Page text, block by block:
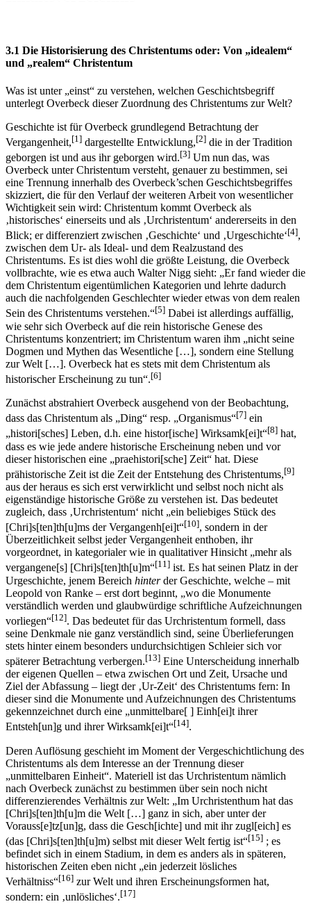
3.1 Die Historisierung des Christentums oder: Von „idealem“
und „realem“ Christentum
Was ist unter „einst“ zu verstehen, welchen Geschichtsbegriff
unterlegt Overbeck dieser Zuordnung des Christentums zur Welt?
Geschichte ist für Overbeck grundlegend Betrachtung der
Vergangenheit,[1] dargestellte Entwicklung,[2] die in der Tradition
geborgen ist und aus ihr geborgen wird.[3] Um nun das, was
Overbeck unter Christentum versteht, genauer zu bestimmen, sei
eine Trennung innerhalb des Overbeck’schen Geschichtsbegriffes
skizziert, die für den Verlauf der weiteren Arbeit von wesentlicher
Wichtigkeit sein wird: Christentum kommt Overbeck als
‚historisches‘ einerseits und als ‚Urchristentum‘ andererseits in den
Blick; er differenziert zwischen ‚Geschichte‘ und ‚Urgeschichte‘[4],
zwischen dem Ur- als Ideal- und dem Realzustand des
Christentums. Es ist dies wohl die größte Leistung, die Overbeck
vollbrachte, wie es etwa auch Walter Nigg sieht: „Er fand wieder die
dem Christentum eigentümlichen Kategorien und lehrte dadurch
auch die nachfolgenden Geschlechter wieder etwas von dem realen
Sein des Christentums verstehen.“[5] Dabei ist allerdings auffällig,
wie sehr sich Overbeck auf die rein historische Genese des
Christentums konzentriert; im Christentum waren ihm „nicht seine
Dogmen und Mythen das Wesentliche […], sondern eine Stellung
zur Welt […]. Overbeck hat es stets mit dem Christentum als
historischer Erscheinung zu tun“.[6]
Zunächst abstrahiert Overbeck ausgehend von der Beobachtung,
dass das Christentum als „Ding“ resp. „Organismus“[7] ein
„histori[sches] Leben, d.h. eine histor[ische] Wirksamk[ei]t“[8] hat,
dass es wie jede andere historische Erscheinung neben und vor
dieser historischen eine „praehistori[sche] Zeit“ hat. Diese
prähistorische Zeit ist die Zeit der Entstehung des Christentums,[9]
aus der heraus es sich erst verwirklicht und selbst noch nicht als
eigenständige historische Größe zu verstehen ist. Das bedeutet
zugleich, dass ‚Urchristentum‘ nicht „ein beliebiges Stück des
[Chri]s[ten]th[u]ms der Vergangenh[ei]t“[10], sondern in der
Überzeitlichkeit selbst jeder Vergangenheit enthoben, ihr
vorgeordnet, in kategorialer wie in qualitativer Hinsicht „mehr als
vergangene[s] [Chri]s[ten]th[u]m“[11] ist. Es hat seinen Platz in der
Urgeschichte, jenem Bereich hinterder Geschichte, welche – mit
Leopold von Ranke – erst dort beginnt, „wo die Monumente
verständlich werden und glaubwürdige schriftliche Aufzeichnungen
vorliegen“[12]. Das bedeutet für das Urchristentum formell, dass
seine Denkmale nie ganz verständlich sind, seine Überlieferungen
stets hinter einem besonders undurchsichtigen Schleier sich vor
späterer Betrachtung verbergen.[13] Eine Unterscheidung innerhalb
der eigenen Quellen – etwa zwischen Ort und Zeit, Ursache und
Ziel der Abfassung – liegt der ‚Ur-Zeit‘ des Christentums fern: In
dieser sind die Monumente und Aufzeichnungen des Christentums
gekennzeichnet durch eine „unmittelbare[ ] Einh[ei]t ihrer
Entsteh[un]g und ihrer Wirksamk[ei]t“[14].
Deren Auflösung geschieht im Moment der Vergeschichtlichung des
Christentums als dem Interesse an der Trennung dieser
„unmittelbaren Einheit“. Materiell ist das Urchristentum nämlich
nach Overbeck zunächst zu bestimmen über sein noch nicht
differenzierendes Verhältnis zur Welt: „Im Urchristenthum hat das
[Chri]s[ten]th[u]m die Welt […] ganz in sich, aber unter der
Vorauss[e]tz[un]g, dass die Gesch[ichte] und mit ihr zugl[eich] es
(das [Chri]s[ten]th[u]m) selbst mit dieser Welt fertig ist“[15] ; es
befindet sich in einem Stadium, in dem es anders als in späteren,
historischen Zeiten eben nicht „ein jederzeit lösliches
Verhältniss“[16] zur Welt und ihren Erscheinungsformen hat,
sondern: ein ‚unlösliches‘.[17]